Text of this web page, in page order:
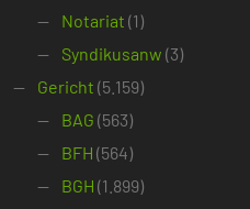
Notariat (1)
Syndikusanw (3)
Gericht (5.159)
BAG (563)
BFH (564)
BGH (1.899)